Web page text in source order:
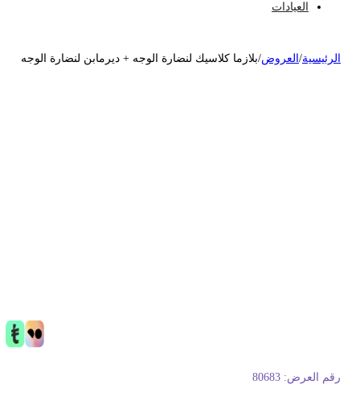
العيادات
/العروض بلازما كلاسيك لنضارة الوجه + ديرمابن لنضارة الوجه
العرض: 80683